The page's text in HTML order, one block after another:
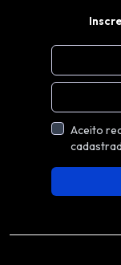
Aceito